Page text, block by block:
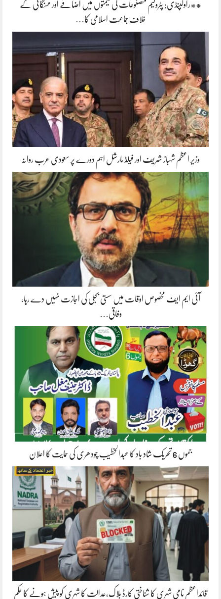
**راولپنڈی: پٹرولیم مصنوعات کی قیمتوں میں اضافے اور مہنگائی کے
خلاف جماعت اسلامی کا…
وزیر اعظم شہباز شریف اور فیلڈ مارشل اہم دورے پر سعودی عرب روانہ
آئی ایم ایف مخصوص اوقات میں سستی بجلی کی اجازت نہیں دے رہا،
وفاقی…
جموں 6 تحریک شاد باد کا عبدالخطیب چودھری کی حمایت کا اعلان
قائداعظم نامی شہری کا شناختی کارڈ بلاک،عدالت کا شہری کو پیش ہونے کا حکم